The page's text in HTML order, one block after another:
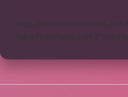
https://www.teomanforum.com
https://parkhayat.com.tr
Sitemap